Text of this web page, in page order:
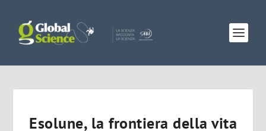
Esolune, la frontiera della vita